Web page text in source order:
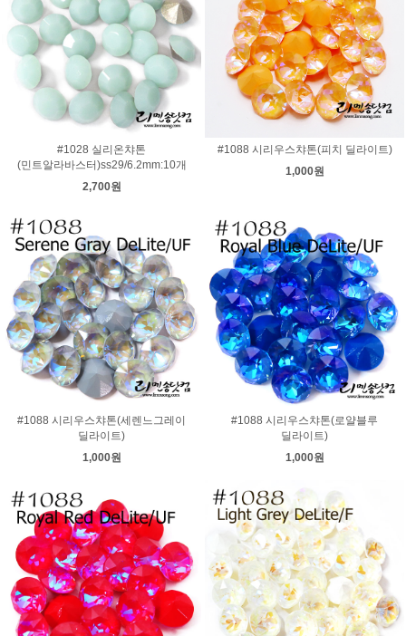
#1028 실리온챠톤
(민트알라바스터)ss29/6.2mm:10개
2,700원
#1088 시리우스챠톤(피치 딜라이트)
1,000원
#1088 시리우스챠톤(세렌느그레이
딜라이트)
1,000원
#1088 시리우스챠톤(로얄블루
딜라이트)
1,000원